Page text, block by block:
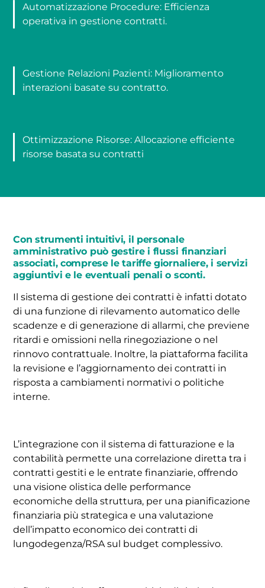
Automatizzazione Procedure: Efficienza
operativa in gestione contratti.
Gestione Relazioni Pazienti: Miglioramento
interazioni basate su contratto.
Ottimizzazione Risorse: Allocazione efficiente
risorse basata su contratti
Con strumenti intuitivi, il personale
amministrativo può gestire i flussi finanziari
associati, comprese le tariffe giornaliere, i servizi
aggiuntivi e le eventuali penali o sconti.
Il sistema di gestione dei contratti è infatti dotato
di una funzione di rilevamento automatico delle
scadenze e di generazione di allarmi, che previene
ritardi e omissioni nella rinegoziazione o nel
rinnovo contrattuale. Inoltre, la piattaforma facilita
la revisione e l’aggiornamento dei contratti in
risposta a cambiamenti normativi o politiche
interne.
L’integrazione con il sistema di fatturazione e la
contabilità permette una correlazione diretta tra i
contratti gestiti e le entrate finanziarie, offrendo
una visione olistica delle performance
economiche della struttura, per una pianificazione
finanziaria più strategica e una valutazione
dell’impatto economico dei contratti di
lungodegenza/RSA sul budget complessivo.